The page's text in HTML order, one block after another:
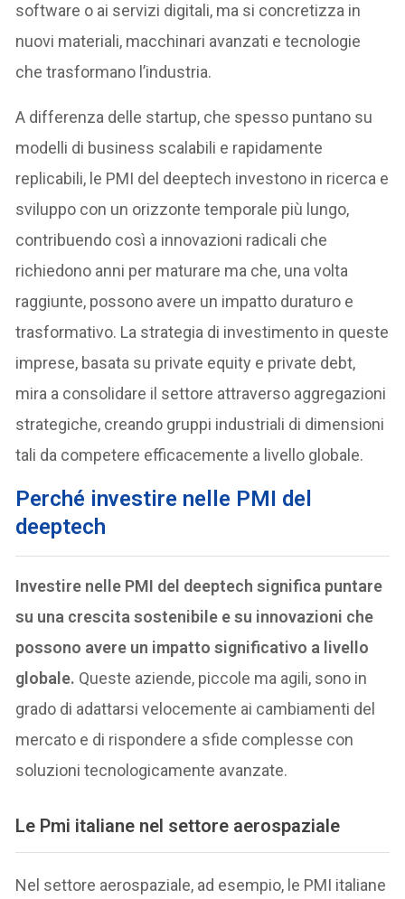
software o ai servizi digitali, ma si concretizza in
nuovi materiali, macchinari avanzati e tecnologie
che trasformano l’industria.
A differenza delle startup, che spesso puntano su
modelli di business scalabili e rapidamente
replicabili, le PMI del deeptech investono in ricerca e
sviluppo con un orizzonte temporale più lungo,
contribuendo così a innovazioni radicali che
richiedono anni per maturare ma che, una volta
raggiunte, possono avere un impatto duraturo e
trasformativo. La strategia di investimento in queste
imprese, basata su private equity e private debt,
mira a consolidare il settore attraverso aggregazioni
strategiche, creando gruppi industriali di dimensioni
tali da competere efficacemente a livello globale.
Perché investire nelle PMI del
deeptech
Investire nelle PMI del deeptech significa puntare
su una crescita sostenibile e su innovazioni che
possono avere un impatto significativo a livello
globale. Queste aziende, piccole ma agili, sono in
grado di adattarsi velocemente ai cambiamenti del
mercato e di rispondere a sfide complesse con
soluzioni tecnologicamente avanzate.
Le Pmi italiane nel settore aerospaziale
Nel settore aerospaziale, ad esempio, le PMI italiane